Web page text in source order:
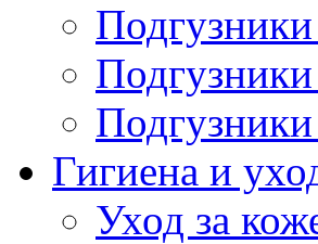
Гигиена и
Уход за